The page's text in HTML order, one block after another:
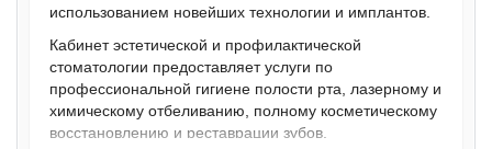
использованием новейших технологии и имплантов.
Кабинет эстетической и профилактической
стоматологии предоставляет услуги по
профессиональной гигиене полости рта, лазерному и
химическому отбеливанию, полному косметическому
восстановлению и реставрации зубов.